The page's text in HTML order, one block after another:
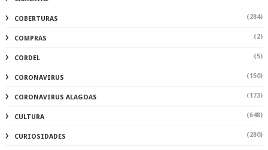
COBERTURAS (284)
COMPRAS (2)
CORDEL (5)
CORONAVIRUS (150)
CORONAVIRUS ALAGOAS (173)
CULTURA (648)
CURIOSIDADES (280)